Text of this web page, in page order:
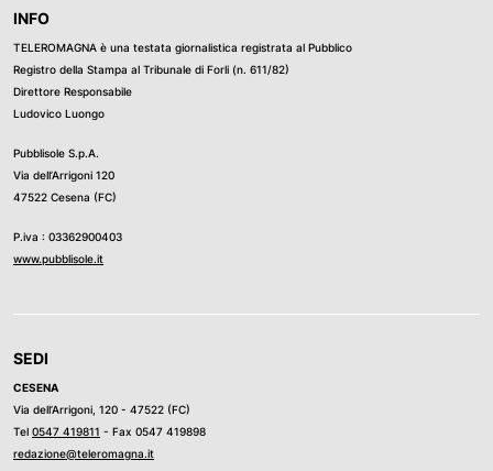
INFO
TELEROMAGNA è una testata giornalistica registrata al Pubblico
Registro della Stampa al Tribunale di Forli (n. 611/82)
Direttore Responsabile
Ludovico Luongo
Pubblisole S.p.A.
Via dell’Arrigoni 120
47522 Cesena (FC)
P.iva : 03362900403
www.pubblisole.it
SEDI
CESENA
Via dell’Arrigoni, 120 - 47522 (FC)
Tel 0547 419811 - Fax 0547 419898
redazione@teleromagna.it